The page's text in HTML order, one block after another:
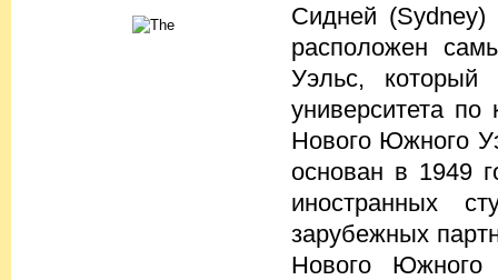
Сидней
расположен
Уэльс, который
университета по
Нового Южного
основан в 1949
иностранных
зарубежных
Нового Южного